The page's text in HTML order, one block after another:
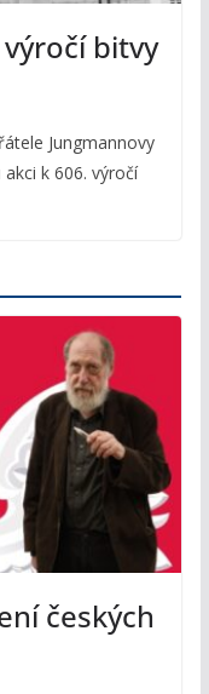
bitvy
Jungmannovy
k 606. výročí
českých